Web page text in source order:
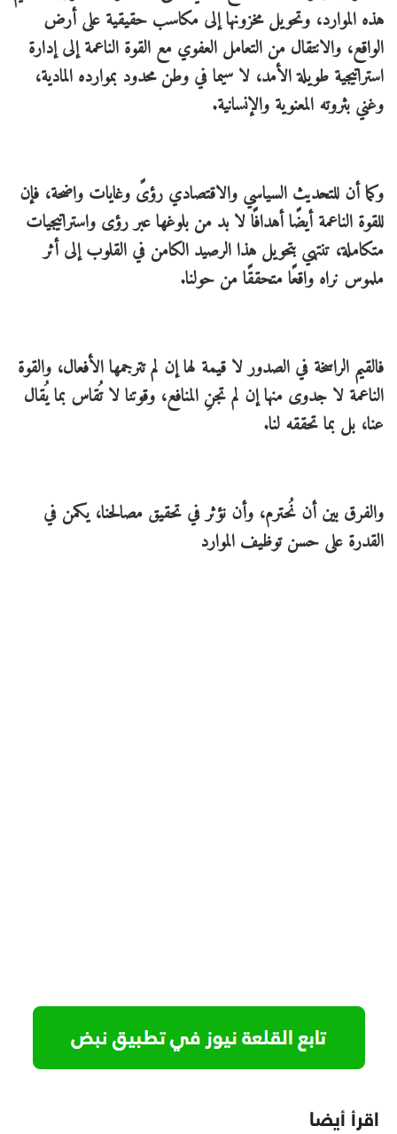
هذه الموارد، وتحويل مخزونها إلى مكاسب حقيقية على أرض
الواقع، والانتقال من التعامل العفوي مع القوة الناعمة إلى إدارة
استراتيجية طويلة الأمد، لا سيما في وطن محدود بموارده المادية،
وغني بثروته المعنوية والإنسانية.
وكما أن للتحديث السياسي والاقتصادي رؤىً وغايات واضحة، فإن
للقوة الناعمة أيضًا أهدافًا لا بد من بلوغها عبر رؤى واستراتيجيات
متكاملة، تنتهي بتحويل هذا الرصيد الكامن في القلوب إلى أثر
ملموس نراه واقعًا متحققًا من حولنا.
فالقيم الراسخة في الصدور لا قيمة لها إن لم تترجمها الأفعال، والقوة
الناعمة لا جدوى منها إن لم تجنِ المنافع، وقوتنا لا تُقاس بما يُقال
عنا، بل بما تحققه لنا.
والفرق بين أن نُحترم، وأن نؤثر في تحقيق مصالحنا، يكمن في
القدرة على حسن توظيف الموارد
اقرأ أيضا